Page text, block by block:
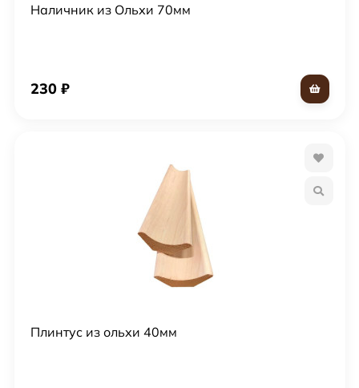
Наличник из Ольхи 70мм
230 ₽
Плинтус из ольхи 40мм